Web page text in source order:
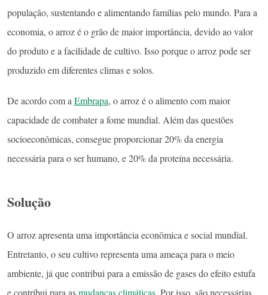
população, sustentando e alimentando famílias pelo mundo. Para a
economia, o arroz é o grão de maior importância, devido ao valor
do produto e a facilidade de cultivo. Isso porque o arroz pode ser
produzido em diferentes climas e solos.
De acordo com a Embrapa, o arroz é o alimento com maior
capacidade de combater a fome mundial. Além das questões
socioeconômicas, consegue proporcionar 20% da energia
necessária para o ser humano, e 20% da proteína necessária.
Solução
O arroz apresenta uma importância econômica e social mundial.
Entretanto, o seu cultivo representa uma ameaça para o meio
ambiente, já que contribui para a emissão de gases do efeito estufa
e contribui para asmudanças climáticas. Por isso, são necessárias